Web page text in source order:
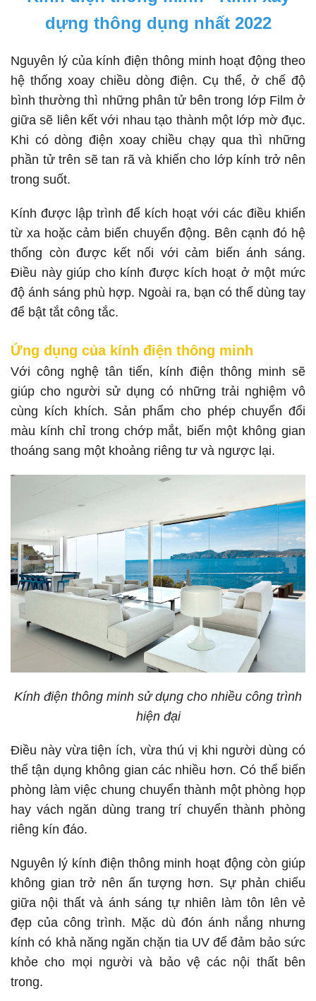
dựng thông dụng nhất 2022
Nguyên lý của kính điện thông minh hoạt động theo
hệ thống xoay chiều dòng điện. Cụ thể, ở chế độ
bình thường thì những phân tử bên trong lớp Film ở
giữa sẽ liên kết với nhau tạo thành một lớp mờ đục.
Khi có dòng điện xoay chiều chạy qua thì những
phần tử trên sẽ tan rã và khiến cho lớp kính trở nên
trong suốt.
Kính được lập trình để kích hoạt với các điều khiển
từ xa hoặc cảm biến chuyển động. Bên cạnh đó hệ
thống còn được kết nối với cảm biến ánh sáng.
Điều này giúp cho kính được kích hoạt ở một mức
độ ánh sáng phù hợp. Ngoài ra, bạn có thể dùng tay
để bật tắt công tắc.
Ứng dụng của kính điện thông minh
Với công nghệ tân tiến, kính điện thông minh sẽ
giúp cho người sử dụng có những trải nghiệm vô
cùng kích khích. Sản phẩm cho phép chuyển đổi
màu kính chỉ trong chớp mắt, biến một không gian
thoáng sang một khoảng riêng tư và ngược lại.
Kính điện thông minh sử dụng cho nhiều công trình
hiện đại
Điều này vừa tiện ích, vừa thú vị khi người dùng có
thể tận dụng không gian các nhiều hơn. Có thể biến
phòng làm việc chung chuyển thành một phòng họp
hay vách ngăn dùng trang trí chuyển thành phòng
riêng kín đáo.
Nguyên lý kính điện thông minh hoạt động còn giúp
không gian trở nên ấn tượng hơn. Sự phản chiếu
giữa nội thất và ánh sáng tự nhiên làm tôn lên vẻ
đẹp của công trình. Mặc dù đón ánh nắng nhưng
kính có khả năng ngăn chặn tia UV để đảm bảo sức
khỏe cho mọi người và bảo vệ các nội thất bên
trong.